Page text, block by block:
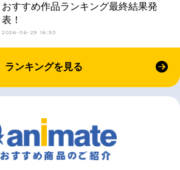
おすすめ作品ランキング最終結果発
表！
2026-06-29 16:30
ランキングを見る